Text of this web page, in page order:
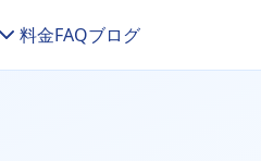
料金FAQブログ